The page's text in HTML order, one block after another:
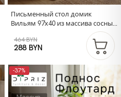
Письменный стол домик
Вильям 97х40 из массива сосны,
464 BYN
288 BYN
-37%